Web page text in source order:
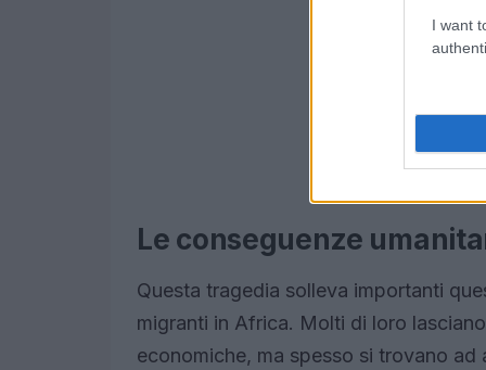
I want
Le conseguenze
Questa tragedia solleva importanti
migranti in Africa. Molti di loro
economiche, ma spesso si trovano